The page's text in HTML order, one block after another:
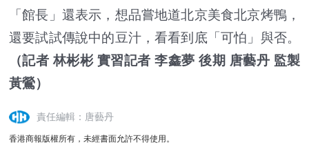
「館長」還表示，想品嘗地道北京美食北京烤鴨，
還要試試傳說中的豆汁，看看到底「可怕」與否。
（記者 林彬彬 實習記者 李鑫夢 後期 唐藝丹 監製
黃鶯）
責任編輯：唐藝丹
香港商報版權所有，未經書面允許不得使用。